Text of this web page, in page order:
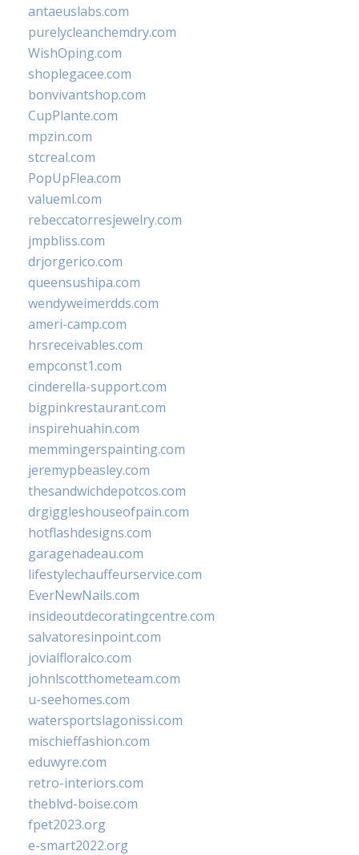
antaeuslabs.com
purelycleanchemdry.com
WishOping.com
shoplegacee.com
bonvivantshop.com
CupPlante.com
mpzin.com
stcreal.com
PopUpFlea.com
valueml.com
rebeccatorresjewelry.com
jmpbliss.com
drjorgerico.com
queensushipa.com
wendyweimerdds.com
ameri-camp.com
hrsreceivables.com
empconst1.com
cinderella-support.com
bigpinkrestaurant.com
inspirehuahin.com
memmingerspainting.com
jeremypbeasley.com
thesandwichdepotcos.com
drgiggleshouseofpain.com
hotflashdesigns.com
garagenadeau.com
lifestylechauffeurservice.com
EverNewNails.com
insideoutdecoratingcentre.com
salvatoresinpoint.com
jovialfloralco.com
johnlscotthometeam.com
u-seehomes.com
watersportslagonissi.com
mischieffashion.com
eduwyre.com
retro-interiors.com
theblvd-boise.com
fpet2023.org
e-smart2022.org